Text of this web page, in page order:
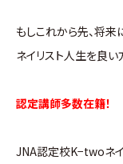
もしこれから先、将来
ネイリスト人生を良い
認定講師多数在籍！
JNA認定校K−twoネ